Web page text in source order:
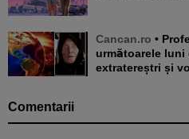
Cancan.ro • Profețiile Babei Vanga pentru
următoarele luni
extratereștri și
Comentarii